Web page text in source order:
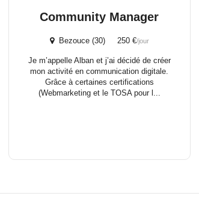
Community Manager
Bezouce (30) 250 €/jour
Je m’appelle Alban et j’ai décidé de créer
mon activité en communication digitale.
Grâce à certaines certifications
(Webmarketing et le TOSA pour l...